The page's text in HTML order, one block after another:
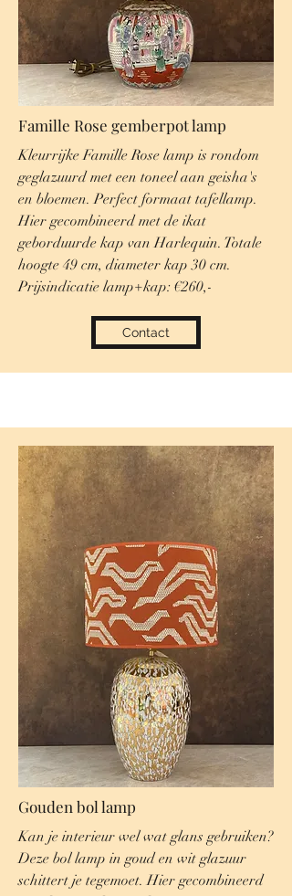
Famille Rose gemberpot lamp
Kleurrijke Famille Rose lamp is rondom
geglazuurd met een toneel aan geisha's
en bloemen. Perfect formaat tafellamp.
Hier gecombineerd met de ikat
geborduurde kap van Harlequin. Totale
hoogte 49 cm, diameter kap 30 cm.
Prijsindicatie lamp+kap: €260,-
Contact
Gouden bol lamp
Kan je interieur wel wat glans gebruiken?
Deze bol lamp in goud en wit glazuur
schittert je tegemoet. Hier gecombineerd